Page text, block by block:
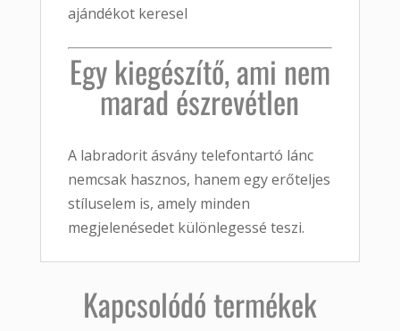
ajándékot keresel
Egy kiegészítő, ami nem
marad észrevétlen
A labradorit ásvány telefontartó lánc
nemcsak hasznos, hanem egy erőteljes
stíluselem is, amely minden
megjelenésedet különlegessé teszi.
Kapcsolódó termékek